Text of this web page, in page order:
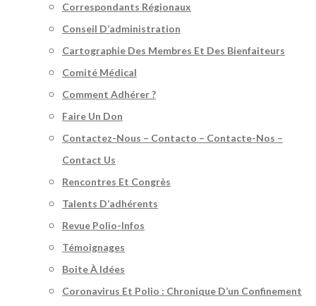
Correspondants Régionaux
Conseil D’administration
Cartographie Des Membres Et Des Bienfaiteurs
Comité Médical
Comment Adhérer ?
Faire Un Don
Contactez-Nous – Contacto – Contacte-Nos –
Contact Us
Rencontres Et Congrès
Talents D’adhérents
Revue Polio-Infos
Témoignages
Boite À Idées
Coronavirus Et Polio : Chronique D’un Confinement